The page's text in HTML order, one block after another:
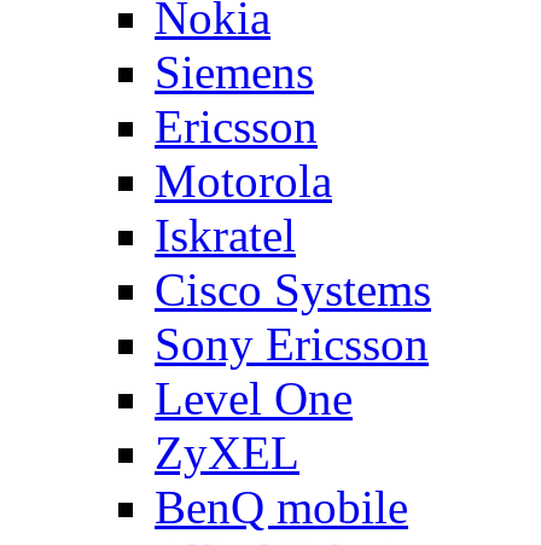
Nokia
Siemens
Ericsson
Motorola
Iskratel
Cisco Systems
Sony Ericsson
Level One
ZyXEL
BenQ mobile